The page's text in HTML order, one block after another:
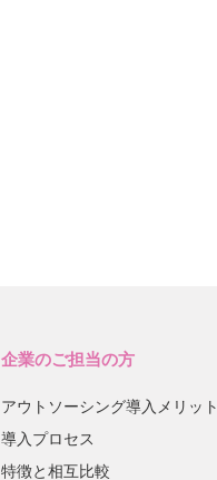
企業のご担当の方
アウトソーシング導入メリット
導入プロセス
特徴と相互比較